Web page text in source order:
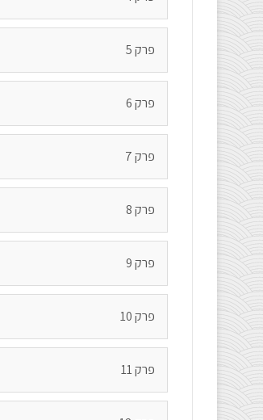
פרק 5
פרק 6
פרק 7
פרק 8
פרק 9
פרק 10
פרק 11